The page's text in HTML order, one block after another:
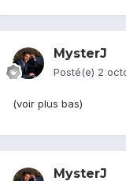
MysterJ
Posté(e) 2
(voir plus bas)
MysterJ